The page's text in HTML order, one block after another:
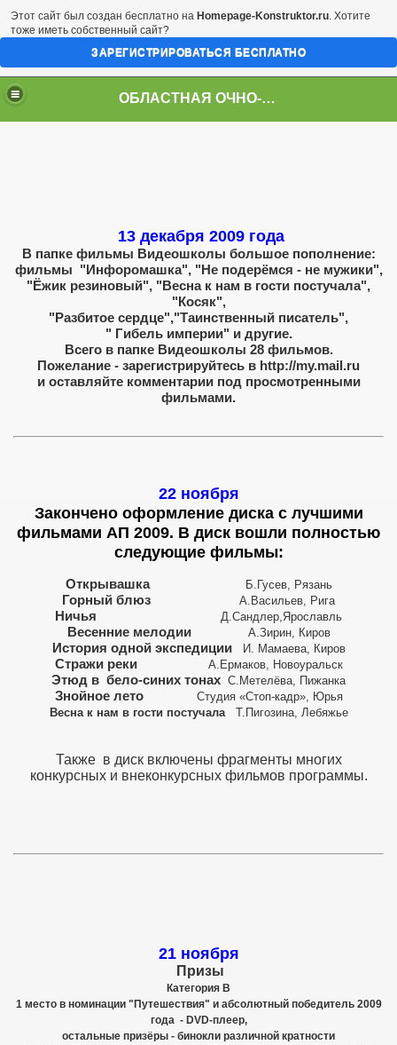
ОБЛАСТНАЯ ОЧНО-ЗАОЧНАЯ ВИДЕОШКОЛА
13 декабря 2009 года
В папке фильмы Видеошколы большое пополнение:
фильмы "Инфоромашка", "Не подерёмся - не мужики",
"Ёжик резиновый", "Весна к нам в гости постучала",
"Косяк",
"Разбитое сердце","Таинственный писатель",
" Гибель империи" и другие.
Всего в папке Видеошколы 28 фильмов.
Пожелание - зарегистрируйтесь в http://my.mail.ru
и оставляйте комментарии под просмотренными
фильмами.
22 ноября
Закончено оформление диска с лучшими
фильмами АП 2009. В диск вошли полностью
следующие фильмы:
Открывашка Б.Гусев, Рязань
Горный блюз А.Васильев, Рига
Ничья Д.Сандлер,Ярославль
Весенние мелодии А.Зирин, Киров
История одной экспедиции И. Мамаева, Киров
Стражи реки А.Ермаков, Новоуральск
Этюд в бело-синих тонах С.Метелёва, Пижанка
Знойное лето
Студия «Стоп-кадр», Юрья
Весна к нам в гости постучала
Т.Пигозина, Лебяжье
Также в диск включены фрагменты многих
конкурсных и внеконкурсных фильмов программы.
21 ноября
Призы
Категория В
1 место в номинации "Путешествия" и абсолютный победитель 2009
года - DVD-плеер,
остальные призёры - бинокли различной кратности
и монтажу
Этот сайт был создан бесплатно на Homepage-Konstruktor.ru. Хотите
тоже иметь собственный сайт?
ЗАРЕГИСТРИРОВАТЬСЯ БЕСПЛАТНО